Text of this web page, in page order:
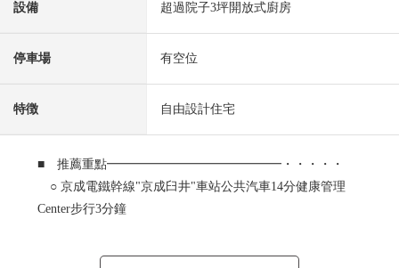
設備 超過院子3坪開放式廚房
停車場 有空位
特徴 自由設計住宅
■ 推薦重點━━━━━━━━━━━━━━・・・・・
○ 京成電鐵幹線"京成臼井"車站公共汽車14分健康管理
Center步行3分鐘
○ 西南、西北的角地